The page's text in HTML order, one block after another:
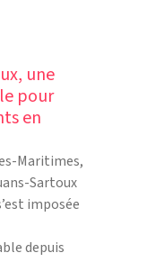
une
pour
en
Maritimes,
Sartoux
imposée
depuis